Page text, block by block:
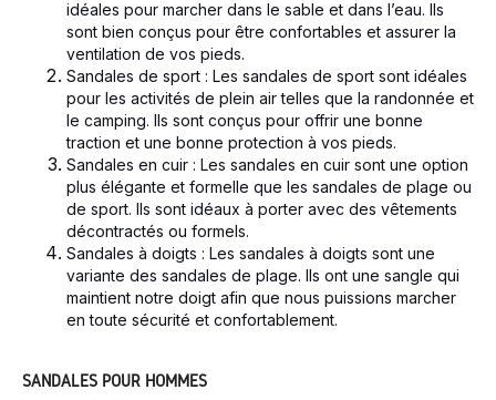
idéales pour marcher dans le sable et dans l’eau. Ils
sont bien conçus pour être confortables et assurer la
ventilation de vos pieds.
Sandales de sport : Les sandales de sport sont idéales
pour les activités de plein air telles que la randonnée et
le camping. Ils sont conçus pour offrir une bonne
traction et une bonne protection à vos pieds.
Sandales en cuir : Les sandales en cuir sont une option
plus élégante et formelle que les sandales de plage ou
de sport. Ils sont idéaux à porter avec des vêtements
décontractés ou formels.
Sandales à doigts : Les sandales à doigts sont une
variante des sandales de plage. Ils ont une sangle qui
maintient notre doigt afin que nous puissions marcher
en toute sécurité et confortablement.
SANDALES POUR HOMMES